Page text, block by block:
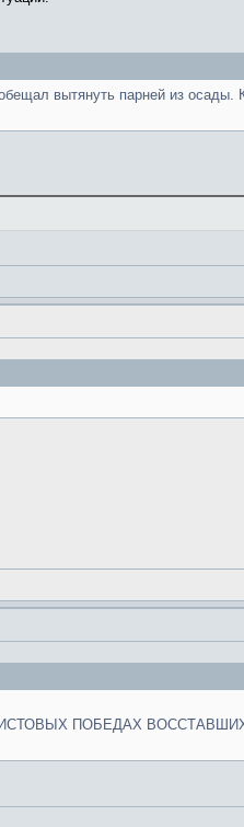
вытянуть парней из осады.
ПОБЕДАХ